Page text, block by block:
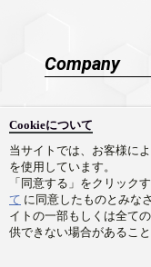
Cookieについて
当サイトでは、お客様に
を使用しています。
「同意する」をクリック
て に同意したものとみな
イトの一部もしくは全て
供できない場合があるこ
Company
Company
採用情報
Contact Us
Copyright